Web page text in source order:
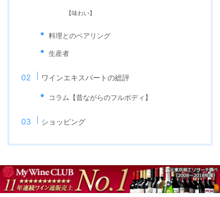
【味わい】
料理とのペアリング
生産者
ワインエキスパートの総評
コラム【昔ながらのフルボディ】
ショッピング